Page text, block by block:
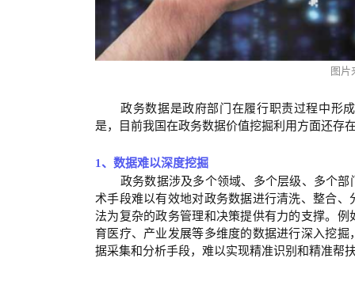
图片
政务数据是政府部门在履行职责过程中形
是，目前我国在政务数据价值挖掘利用方面还存
1、 数据难以深度挖掘
政务数据涉及多个领域、多个层级、多个
术手段难以有效地对政务数据进行清洗、整合
法为复杂的政务管理和决策提供有力的支撑。
育医疗、产业发展等多维度的数据进行深入挖
据采集和分析手段，难以实现精准识别和精准帮